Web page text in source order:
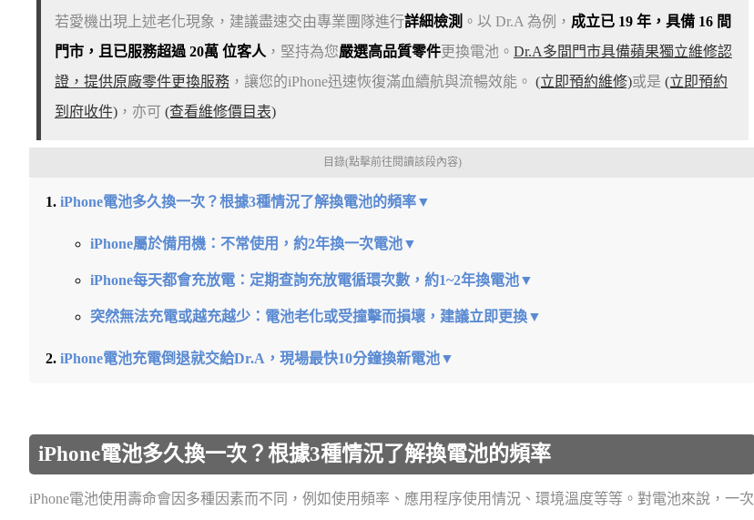
若愛機出現上述老化現象，建議盡速交由專業團隊進行詳細檢測 。以 Dr.A 為例， 成立已 19 年，具備 16 間
門市，且已服務超過 20萬 位客人 ，堅持為您嚴選高品質零件更換電池。 Dr.A多間門市具備蘋果獨立維修認
證，提供原廠零件更換服務，讓您的iPhone迅速恢復滿血續航與流暢效能。 (立即預約維修)或是 (立即預約
到府收件)，亦可 (查看維修價目表)
目錄(點擊前往閱讀該段內容)
iPhone電池多久換一次？根據3種情況了解換電池的頻率▼
iPhone屬於備用機：不常使用，約2年換一次電池▼
iPhone每天都會充放電：定期查詢充放電循環次數，約1~2年換電池▼
突然無法充電或越充越少：電池老化或受撞擊而損壞，建議立即更換▼
iPhone電池充電倒退就交給Dr.A，現場最快10分鐘換新電池▼
iPhone電池多久換一次？根據3種情況了解換電池的頻率
iPhone電池使用壽命會因多種因素而不同，例如使用頻率、應用程序使用情況、環境溫度等等。對電池來說，一次